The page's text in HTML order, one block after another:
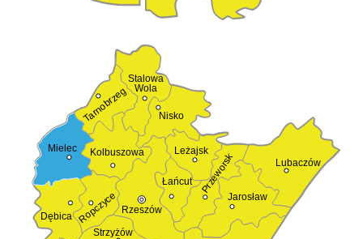
Jarosław
Leżajsk
Łańcut
Strzyżów
Dębica
Mielec Kolbuszowa
Nisko
Stalowa
Wola
Tarnobrzeg
Ropczyce
Lubaczów
Przeworsk
Rzeszów